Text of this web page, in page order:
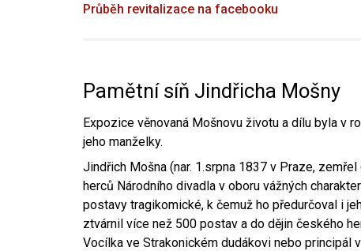
Průběh revitalizace na facebooku
Pamětní síň Jindřicha Mošny
Expozice věnovaná Mošnovu životu a dílu byla v
jeho manželky.
Jindřich Mošna (nar. 1.srpna 1837 v Praze,
herců Národního divadla v oboru vážných
postavy tragikomické, k čemuž ho předurčoval i
ztvárnil více než 500 postav a do dějin českého
Vocílka ve Strakonickém dudákovi nebo